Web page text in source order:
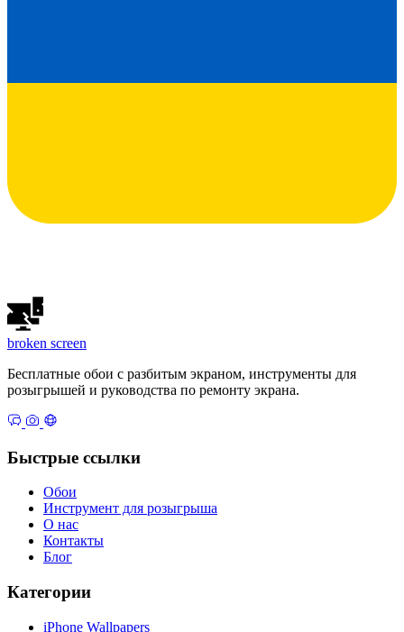
broken screen
Бесплатные обои с разбитым экраном, инструменты для
розыгрышей и руководства по ремонту экрана.
Быстрые ссылки
Обои
Инструмент для розыгрыша
О нас
Контакты
Блог
Категории
iPhone Wallpapers